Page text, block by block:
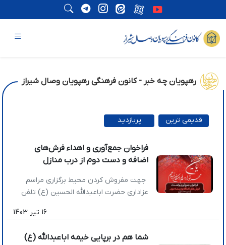
رهپویان چه خبر - کانون فرهنگی رهپویان وصال شیراز
پربازدید
قدیمی ترین
فراخوان جمع‌آوری و اهداء فرش‌های
اضافه و دست دوم از درب منازل
جهت مفروش کردن محیط برگزاری مراسم
عزاداری حضرت اباعبدالله الحسین (ع) تلفن
16 تیر 1403
شما هم در برپایی خیمه اباعبدالله (ع)